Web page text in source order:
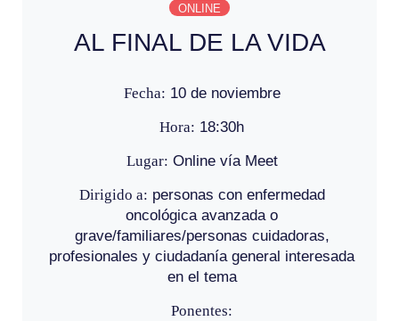
ONLINE
AL FINAL DE LA VIDA
Fecha: 10 de noviembre
Hora: 18:30h
Lugar: Online vía Meet
Dirigido a: personas con enfermedad
oncológica avanzada o
grave/familiares/personas cuidadoras,
profesionales y ciudadanía general interesada
en el tema
Ponentes: